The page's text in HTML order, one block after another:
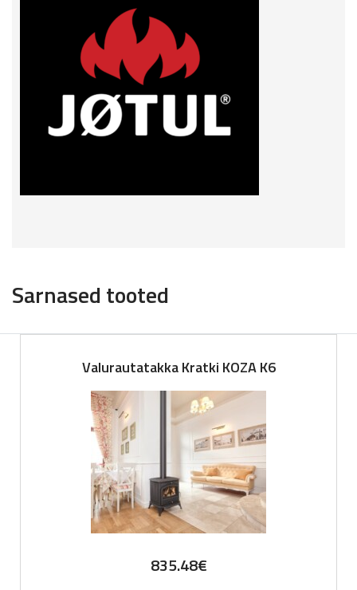
Sarnased tooted
Valurautatakka Kratki KOZA K6
835.48€